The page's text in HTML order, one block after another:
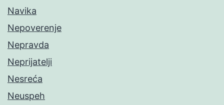
Navika
Nepoverenje
Nepravda
Neprijatelji
Nesreća
Neuspeh